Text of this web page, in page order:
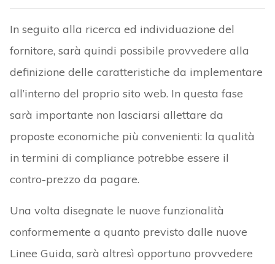
In seguito alla ricerca ed individuazione del
fornitore, sarà quindi possibile provvedere alla
definizione delle caratteristiche da implementare
all’interno del proprio sito web. In questa fase
sarà importante non lasciarsi allettare da
proposte economiche più convenienti: la qualità
in termini di compliance potrebbe essere il
contro-prezzo da pagare.
Una volta disegnate le nuove funzionalità
conformemente a quanto previsto dalle nuove
Linee Guida, sarà altresì opportuno provvedere